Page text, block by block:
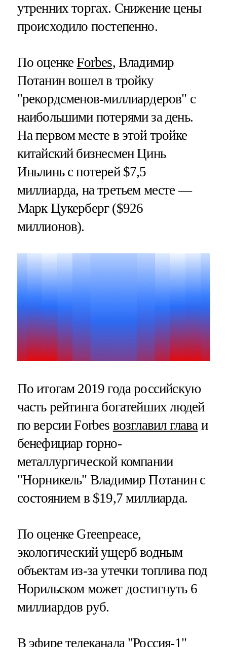
утренних торгах. Снижение цены
происходило постепенно.
По оценкеForbes, Владимир
Потанин вошел в тройку
"рекордсменов-миллиардеров" с
наибольшими потерями за день.
На первом месте в этой тройке
китайский бизнесмен Цинь
Иньлинь с потерей $7,5
миллиарда, на третьем месте —
Марк Цукерберг ($926
миллионов).
По итогам 2019 года российскую
часть рейтинга богатейших людей
по версии Forbes возглавил глава и
бенефициар горно-
металлургической компании
"Норникель" Владимир Потанин с
состоянием в $19,7 миллиарда.
По оценке Greenpeace,
экологический ущерб водным
объектам из-за утечки топлива под
Норильском может достигнуть 6
миллиардов руб.
В эфире телеканала "Россия-1"